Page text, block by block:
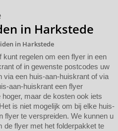
in Harkstede
in Harkstede
regelen om een flyer in een
of in gewenste postcodes uw
via een huis-aan-huiskrant of via
aan-huiskrant een flyer
maar de kosten ook iets
is niet mogelijk om bij elke huis-
flyer te verspreiden. We kunnen u
de flyer met het folderpakket te